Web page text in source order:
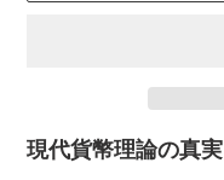
カ
現代貨幣理論の真実